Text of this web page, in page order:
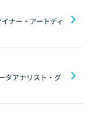
ナー・アートディ
タアナリスト・グ